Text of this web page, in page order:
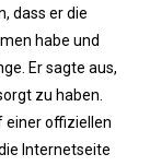
dass er die
habe und
Er sagte aus,
zu haben.
einer offiziellen
Internetseite